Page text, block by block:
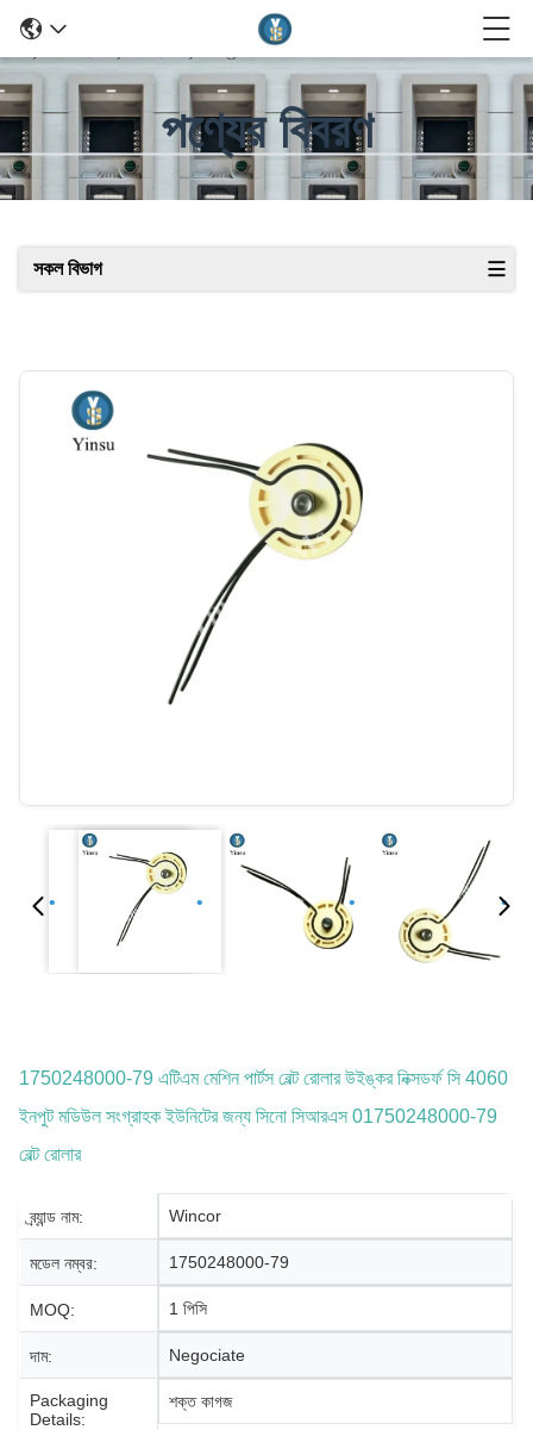
পণ্যের বিবরণ
সকল বিভাগ
1750248000-79 এটিএম মেশিন পার্টস বেল্ট রোলার উইঙ্কর নিক্সডর্ফ সি 4060
ইনপুট মডিউল সংগ্রাহক ইউনিটের জন্য সিনো সিআরএস 01750248000-79
বেল্ট রোলার
ব্র্যান্ড নাম: Wincor
মডেল নম্বর: 1750248000-79
MOQ: 1 পিসি
দাম: Negociate
Packaging
Details:
শক্ত কাগজ